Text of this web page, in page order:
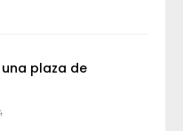
plaza de